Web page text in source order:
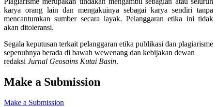
karya orang lain dan mengakuinya sebagai karya sendiri tanpa
mencantumkan sumber secara layak. Pelanggaran etika ini tidak
akan ditoleransi.
Segala keputusan terkait pelanggaran etika publikasi dan plagiarisme
sepenuhnya berada di bawah wewenang dan kebijakan dewan
redaksi Jurnal Geosains Kutai Basin.
Make a Submission
Make a Submission